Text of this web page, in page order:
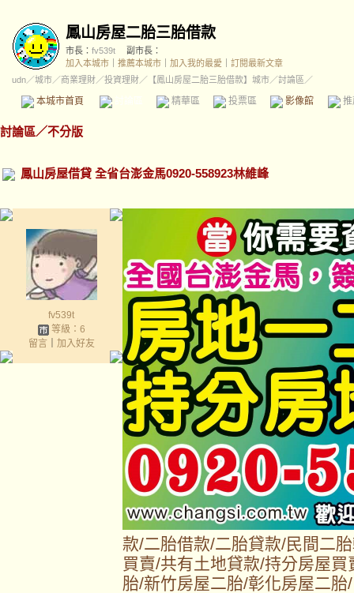
鳳山房屋二胎三胎借款
市長： fv539t
副市長：
加入本城市
推薦本城市 加入我的最愛
訂閱最新文章
udn／城市／商業理財／投資理財／ 【鳳山房屋二胎三胎借款】城市／討論區／
本城市首頁 精華區 投票區 影像館
討論區／不分版
鳳山房屋借貸 全省台澎金馬0920-558923林維峰
fv539t
等級：6
留言｜ 加入好友
款/二胎借款/二胎貸款/民間二
買賣/共有土地貸款/持分房屋
胎/新竹房屋二胎/彰化房屋二